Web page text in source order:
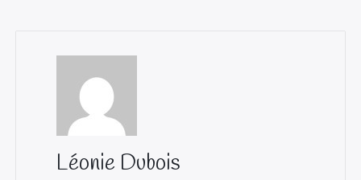
Léonie Dubois